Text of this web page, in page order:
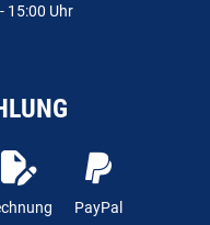
15:00 Uhr
PayPal